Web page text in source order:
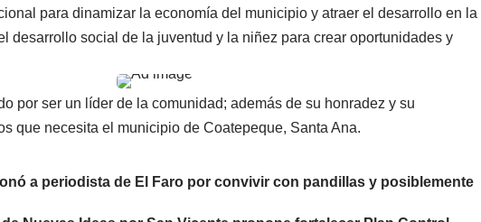
para dinamizar la economía del municipio y atraer el desarrollo en la
desarrollo social de la juventud y la niñez para crear oportunidades y
por ser un líder de la comunidad; además de su honradez y su
que necesita el municipio de Coatepeque, Santa Ana.
a periodista de El Faro por convivir con pandillas y posiblemente